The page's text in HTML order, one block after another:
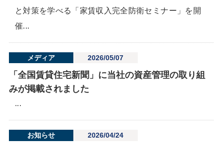
と対策を学べる「家賃収入完全防衛セミナー」を開
催...
メディア 2026/05/07
「全国賃貸住宅新聞」に当社の資産管理の取り組
みが掲載されました
...
お知らせ 2026/04/24